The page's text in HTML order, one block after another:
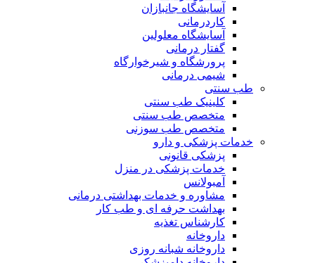
آسایشگاه جانبازان
کاردرمانی
آسایشگاه معلولین
گفتار درمانی
پرورشگاه و شیرخوارگاه
شیمی درمانی
طب سنتی
کلینیک طب سنتی
متخصص طب سنتی
متخصص طب سوزنی
خدمات پزشکی و دارو
پزشکی قانونی
خدمات پزشکی در منزل
آمبولانس
مشاوره و خدمات بهداشتی درمانی
بهداشت حرفه ای و طب کار
کارشناس تغذیه
داروخانه
داروخانه شبانه روزی